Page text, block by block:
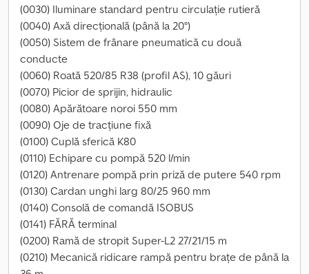
(0030) Iluminare standard pentru circulație rutieră
(0040) Axă direcțională (până la 20°)
(0050) Sistem de frânare pneumatică cu două
conducte
(0060) Roată 520/85 R38 (profil AS), 10 găuri
(0070) Picior de sprijin, hidraulic
(0080) Apărătoare noroi 550 mm
(0090) Oje de tracțiune fixă
(0100) Cuplă sferică K80
(0110) Echipare cu pompă 520 l/min
(0120) Antrenare pompă prin priză de putere 540 rpm
(0130) Cardan unghi larg 80/25 960 mm
(0140) Consolă de comandă ISOBUS
(0141) FĂRĂ terminal
(0200) Ramă de stropit Super-L2 27/21/15 m
(0210) Mecanică ridicare rampă pentru brațe de până la